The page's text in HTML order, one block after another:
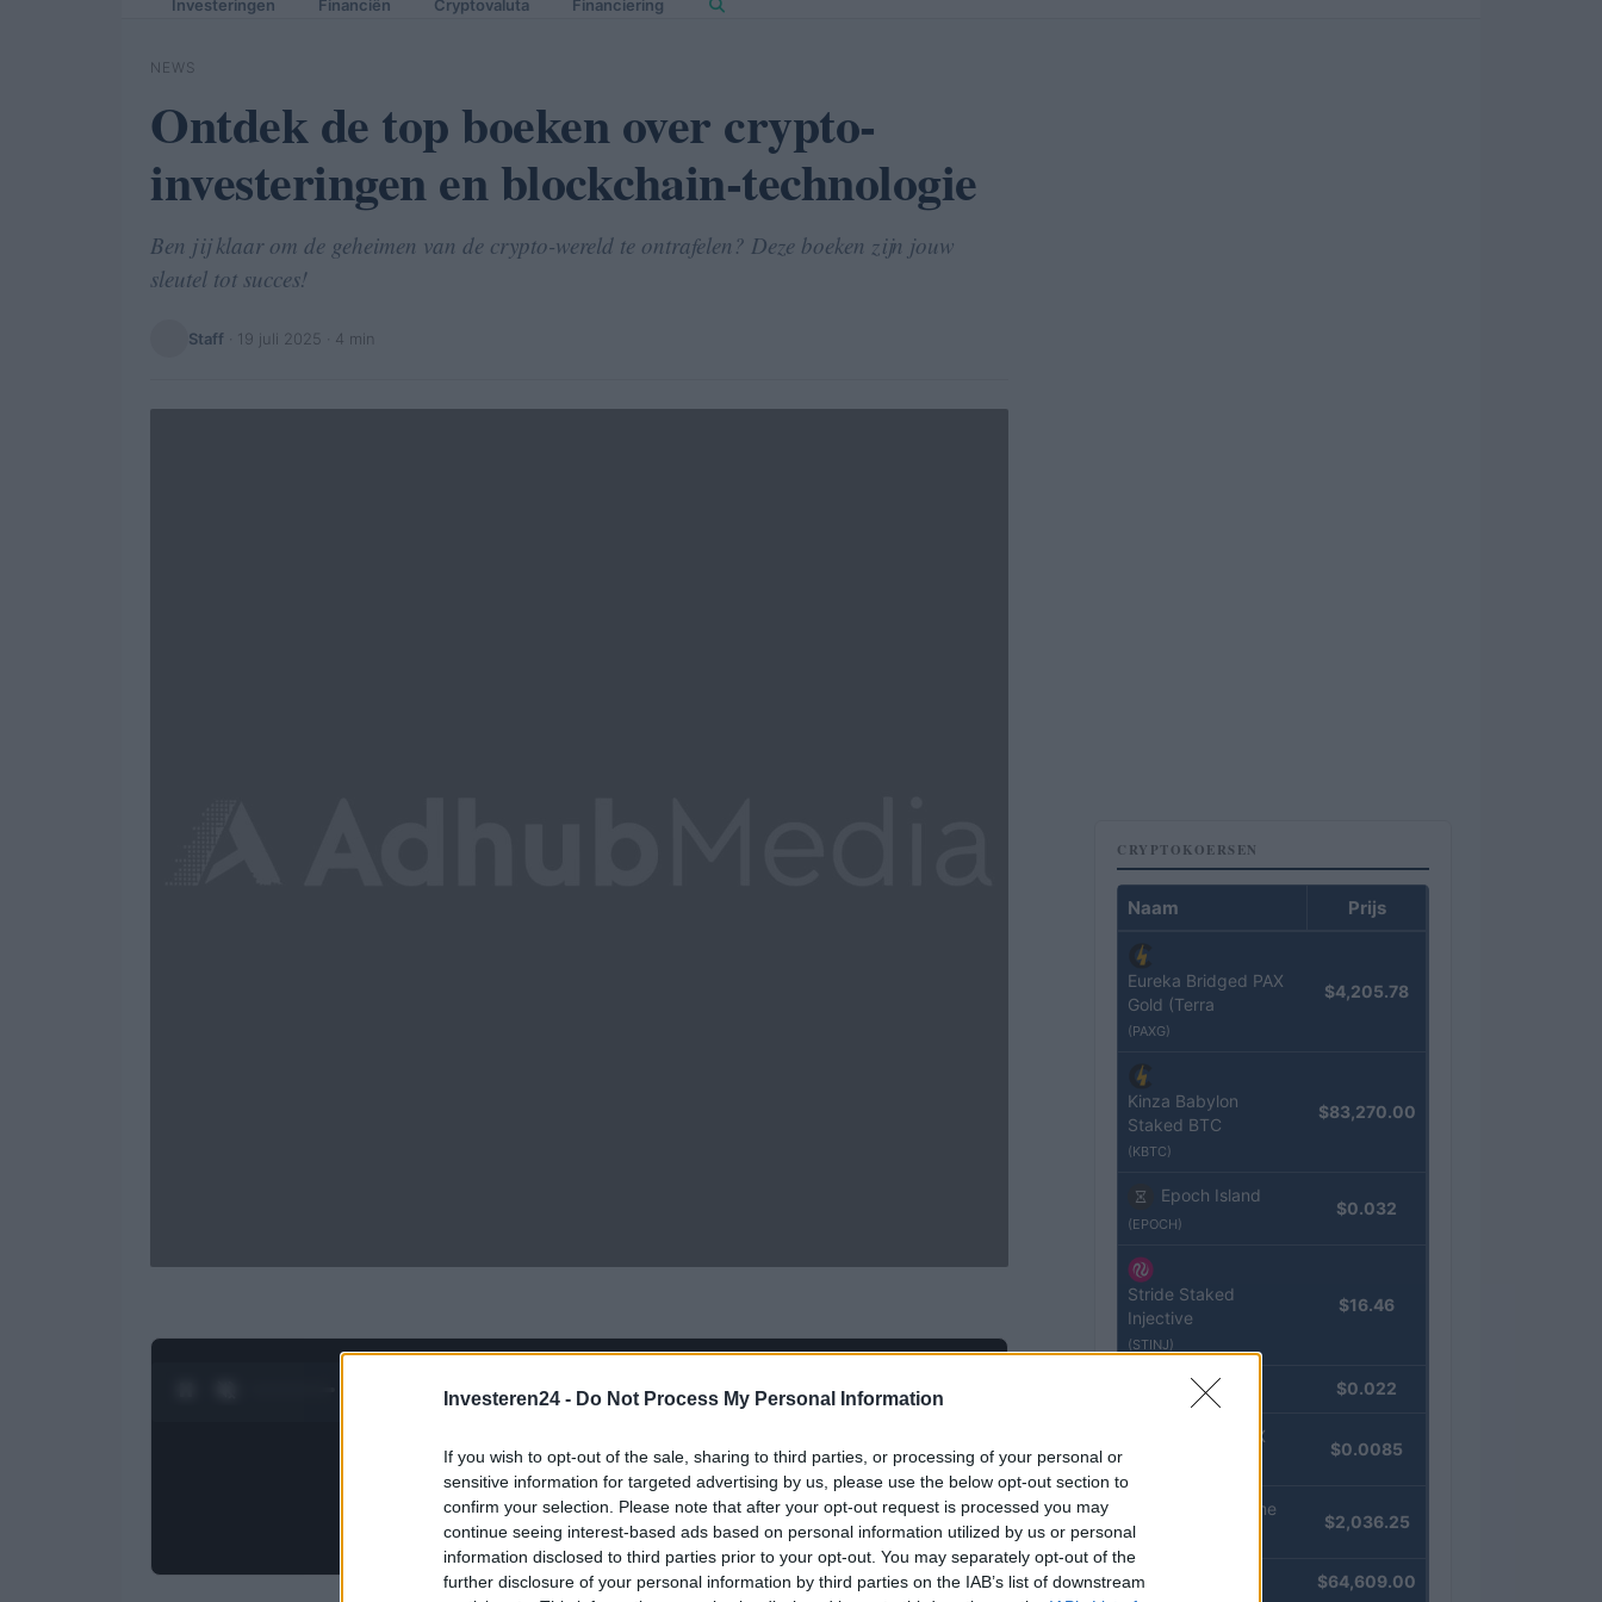
Investeren24 - Do Not Process My Personal Information
If you wish to opt-out of the sale, sharing to third parties, or processing of your personal or
sensitive information for targeted advertising by us, please use the below opt-out section to
confirm your selection. Please note that after your opt-out request is processed you may
continue seeing interest-based ads based on personal information utilized by us or personal
information disclosed to third parties prior to your opt-out. You may separately opt-out of the
further disclosure of your personal information by third parties on the IAB’s list of downstream
Investeringen Financiën Cryptovaluta Financiering
NEWS
Ontdek de top boeken over crypto-
investeringen en blockchain-technologie
Ben jij klaar om de geheimen van de crypto-wereld te ontrafelen? Deze boeken zijn jouw
sleutel tot succes!
Staff 19 juli 2025 · 4 min
1 POWERED BY Ad Media
CRYPTOKOERSEN
Naam Prijs
Eureka Bridged PAX
Gold (Terra
(PAXG)
$4,205.78
Kinza Babylon
Staked BTC
(KBTC)
$83,270.00
Epoch Island
(EPOCH)
$0.032
Stride Staked
Injective
(STINJ)
$16.46
JDB (JDB) $0.022
FibSwap DEX
$0.0085
kpk ETH Prime
(KPK ETH PRIME)
$2,036.25
$64,609.00